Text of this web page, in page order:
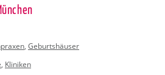
, Geburtshäuser
, Kliniken